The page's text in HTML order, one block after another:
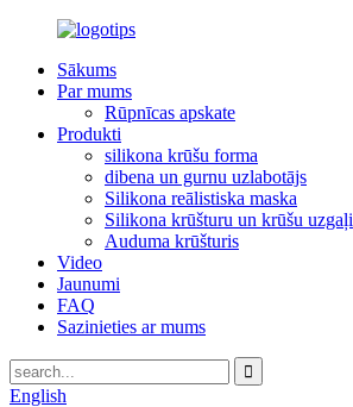
Sākums
Par mums
Rūpnīcas apskate
Produkti
silikona krūšu forma
dibena un gurnu uzlabotājs
Silikona reālistiska maska
Silikona krūšturu un krūšu uzgaļi
Auduma krūšturis
Video
Jaunumi
FAQ
Sazinieties ar mums
English